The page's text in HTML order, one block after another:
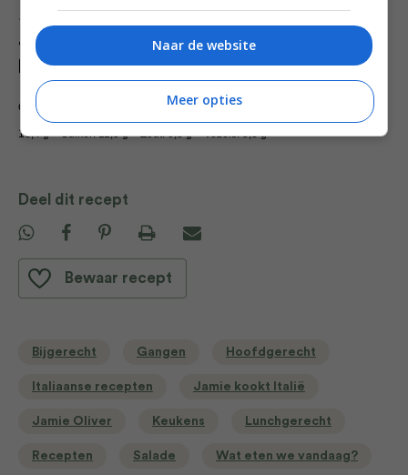
Dit recept komt uit het boek ‘Jamie kookt Italië’ van
Jamie Oliver (€29,99, Kosmos Uitgevers).
[Credits: fotografie David Loftus]
Calorieën: 306 kcal – Vet: 24 g –Verz. vet: 2,8 g – Koolhyd.:
18,4 g –Suiker: 11,5 g –Zout: 0,8 g –Vezels: 5,3 g
Deel dit recept
Bewaar recept
Bijgerecht Gangen Hoofdgerecht
Italiaanse recepten Jamie kookt Italië
Jamie Oliver Keukens Lunchgerecht
Recepten Salade Wat eten we vandaag?
Naar de website
Meer opties